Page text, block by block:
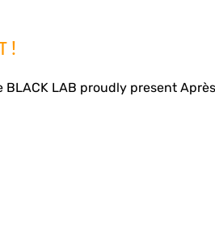
!
BLACK LAB proudly present